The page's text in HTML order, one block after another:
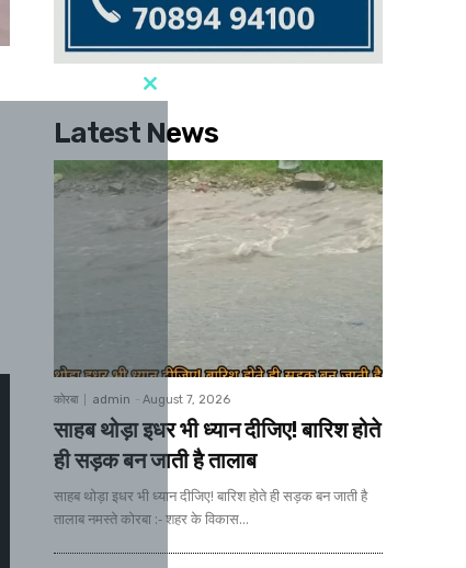
Latest News
कोरबा admin August 7, 2026
साहब थोड़ा इधर भी ध्यान दीजिए! बारिश होते
ही सड़क बन जाती है तालाब
साहब थोड़ा इधर भी ध्यान दीजिए! बारिश होते ही सड़क बन जाती है
तालाब नमस्ते कोरबा :- शहर के विकास...